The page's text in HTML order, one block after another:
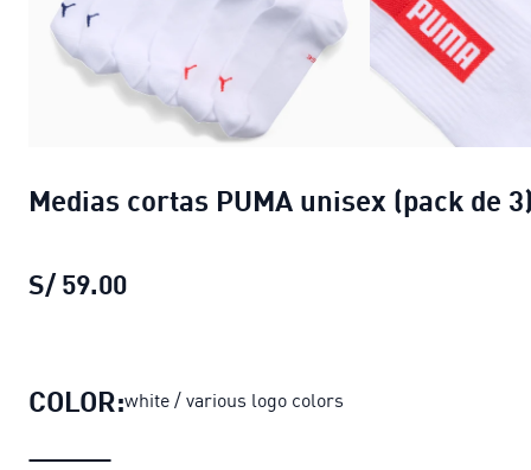
Medias cortas PUMA unisex (pack de
S/ 59.00
COLOR:white / various logo colors